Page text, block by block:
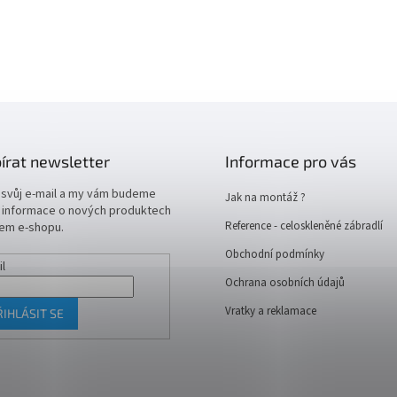
newsletter
e-mail a my vám budeme
o nových produktech
e-shopu.
SE
Informace pro vás
Jak na montáž ?
Reference - celoskleněné zábradlí
Obchodní podmínky
Ochrana osobních údajů
Vratky a reklamace